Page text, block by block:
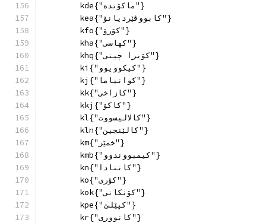
        kde{"ماکۆندە"}
        kea{"کابووڤێردیانۆ"}
        kfo{"کۆرۆ"}
        kha{"کهاسی"}
        khq{"کۆیرا چینی"}
        ki{"کیکوویوو"}
        kj{"کوانیاما"}
        kk{"کازاخی"}
        kkj{"کاکۆ"}
        kl{"کالالیسووت"}
        kln{"کالێنجین"}
        km{"خمێر"}
        kmb{"کیمبووندوو"}
        kn{"کاننادا"}
        ko{"كۆری"}
        kok{"کۆنکانی"}
        kpe{"کپێلێ"}
        kr{"کانووری"}